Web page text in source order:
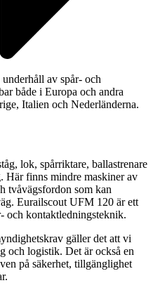
av spår- och
både i Europa och andra
Italien och Nederländerna.
lok, spårriktare, ballastrenare
Här finns mindre maskiner av
tvåvägsfordon som kan
Eurailscout UFM 120 är ett
och kontaktledningsteknik.
gäller det att vi
och logistik. Det är också en
på säkerhet, tillgänglighet